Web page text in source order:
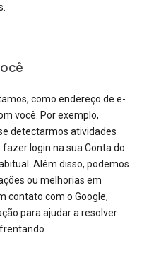
como endereço de e-
você. Por exemplo,
detectarmos atividades
login na sua Conta do
Além disso, podemos
ou melhorias em
contato com o Google,
para ajudar a resolver